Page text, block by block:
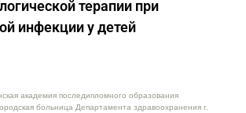
терапии при
инфекции у детей
академия последипломного образования
больница Департамента здравоохранения г.